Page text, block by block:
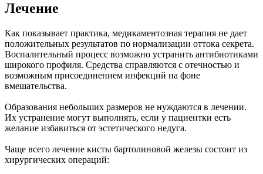
Лечение
Как показывает практика, медикаментозная терапия не дает
положительных результатов по нормализации оттока секрета.
Воспалительный процесс возможно устранить антибиотиками
широкого профиля. Средства справляются с отечностью и
возможным присоединением инфекций на фоне
вмешательства.
Образования небольших размеров не нуждаются в лечении.
Их устранение могут выполнять, если у пациентки есть
желание избавиться от эстетического недуга.
Чаще всего лечение кисты бартолиновой железы состоит из
хирургических операций: